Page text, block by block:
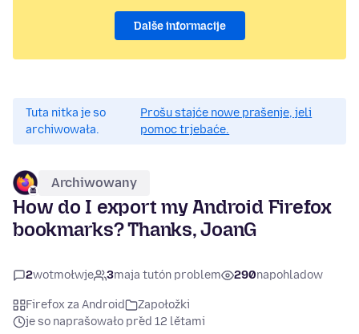
Dalše informacije
Tuta nitka je so
archiwowała.
Prošu stajće nowe prašenje, jeli
pomoc trjebaće.
Archiwowany
How do I export my Android Firefox
bookmarks? Thanks, JoanG
2wotmołwje 3maja tutón problem 290napohladow
Firefox za Android
Zapołožki
je so naprašowało před 12 lětami